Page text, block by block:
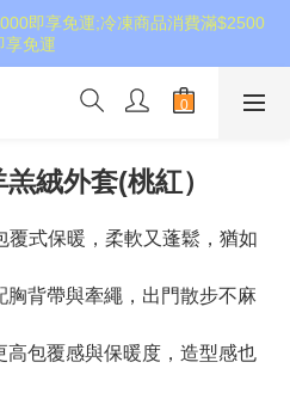
即享免運;冷凍商品消費滿$2500
享免運
絨外套(桃紅）
式保暖，柔軟又蓬鬆，猶如
背帶與牽繩，出門散步不麻
包覆感與保暖度，造型感也